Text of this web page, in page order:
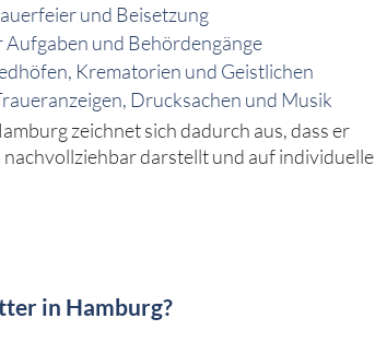
und Beisetzung
und Behördengänge
Krematorien und Geistlichen
Drucksachen und Musik
zeichnet sich dadurch aus, dass er
darstellt und auf individuelle
in Hamburg?